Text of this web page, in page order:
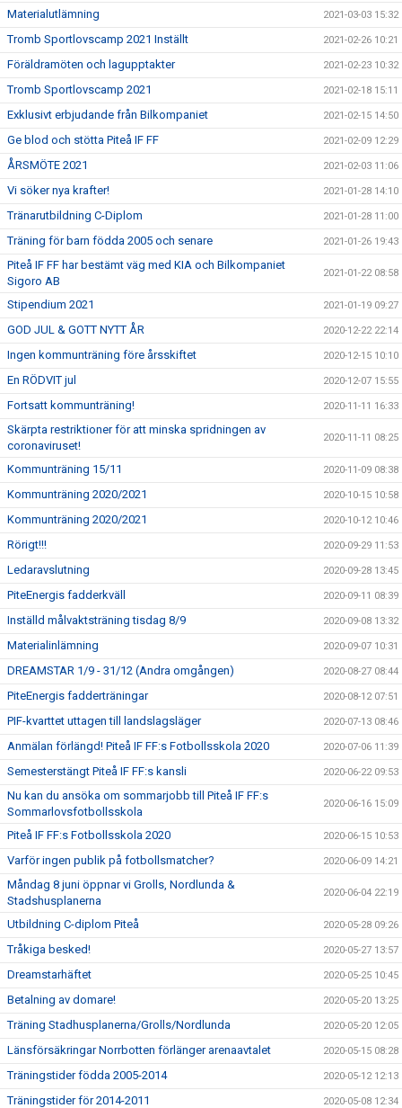
Materialutlämning 2021-03-03 15:32
Tromb Sportlovscamp 2021 Inställt 2021-02-26 10:21
Föräldramöten och lagupptakter 2021-02-23 10:32
Tromb Sportlovscamp 2021 2021-02-18 15:11
Exklusivt erbjudande från Bilkompaniet 2021-02-15 14:50
Ge blod och stötta Piteå IF FF 2021-02-09 12:29
ÅRSMÖTE 2021 2021-02-03 11:06
Vi söker nya krafter! 2021-01-28 14:10
Tränarutbildning C-Diplom 2021-01-28 11:00
Träning för barn födda 2005 och senare 2021-01-26 19:43
Piteå IF FF har bestämt väg med KIA och Bilkompaniet
Sigoro AB
2021-01-22 08:58
Stipendium 2021 2021-01-19 09:27
GOD JUL & GOTT NYTT ÅR 2020-12-22 22:14
Ingen kommunträning före årsskiftet 2020-12-15 10:10
En RÖDVIT jul 2020-12-07 15:55
Fortsatt kommunträning! 2020-11-11 16:33
Skärpta restriktioner för att minska spridningen av
coronaviruset!
2020-11-11 08:25
Kommunträning 15/11 2020-11-09 08:38
Kommunträning 2020/2021 2020-10-15 10:58
Kommunträning 2020/2021 2020-10-12 10:46
Rörigt!!! 2020-09-29 11:53
Ledaravslutning 2020-09-28 13:45
PiteEnergis fadderkväll 2020-09-11 08:39
Inställd målvaktsträning tisdag 8/9 2020-09-08 13:32
Materialinlämning 2020-09-07 10:31
DREAMSTAR 1/9 - 31/12 (Andra omgången) 2020-08-27 08:44
PiteEnergis fadderträningar 2020-08-12 07:51
PIF-kvarttet uttagen till landslagsläger 2020-07-13 08:46
Anmälan förlängd! Piteå IF FF:s Fotbollsskola 2020 2020-07-06 11:39
Semesterstängt Piteå IF FF:s kansli 2020-06-22 09:53
Nu kan du ansöka om sommarjobb till Piteå IF FF:s
Sommarlovsfotbollsskola
2020-06-16 15:09
Piteå IF FF:s Fotbollsskola 2020 2020-06-15 10:53
Varför ingen publik på fotbollsmatcher? 2020-06-09 14:21
Måndag 8 juni öppnar vi Grolls, Nordlunda &
Stadshusplanerna
2020-06-04 22:19
Utbildning C-diplom Piteå 2020-05-28 09:26
Tråkiga besked! 2020-05-27 13:57
Dreamstarhäftet 2020-05-25 10:45
Betalning av domare! 2020-05-20 13:25
Träning Stadhusplanerna/Grolls/Nordlunda 2020-05-20 12:05
Länsförsäkringar Norrbotten förlänger arenaavtalet 2020-05-15 08:28
Träningstider födda 2005-2014 2020-05-12 12:13
Träningstider för 2014-2011 2020-05-08 12:34